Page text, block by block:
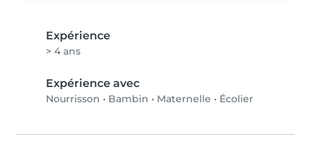
Expérience
> 4 ans
Expérience avec
Nourrisson • Bambin • Maternelle • Écolier